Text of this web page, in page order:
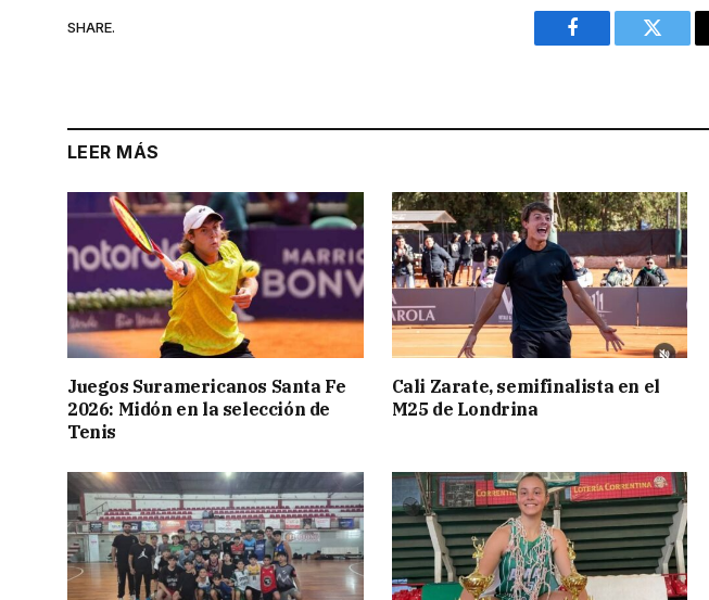
SHARE.
Facebook Twitter
LEER MÁS
Juegos Suramericanos Santa Fe
2026: Midón en la selección de
Tenis
Cali Zarate, semifinalista en el
M25 de Londrina